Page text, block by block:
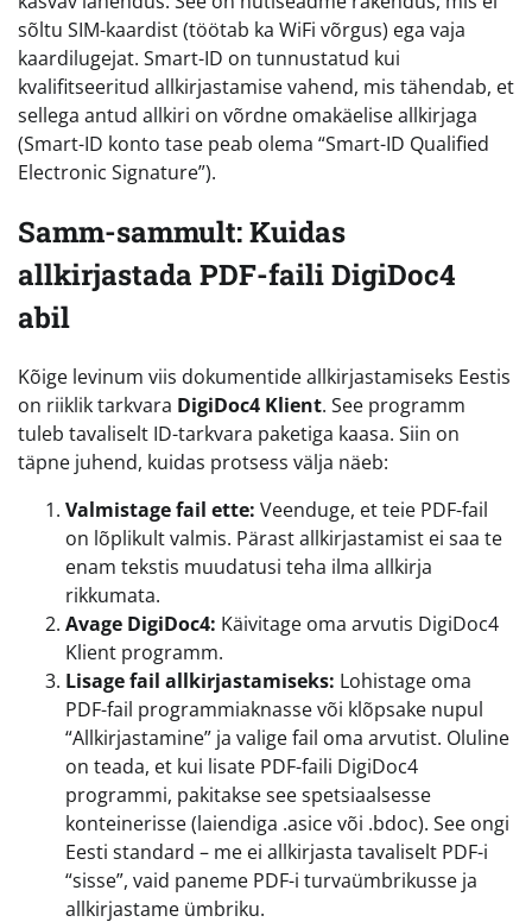
sõltu SIM-kaardist (töötab ka WiFi võrgus) ega vaja
kaardilugejat. Smart-ID on tunnustatud kui
kvalifitseeritud allkirjastamise vahend, mis tähendab, et
sellega antud allkiri on võrdne omakäelise allkirjaga
(Smart-ID konto tase peab olema “Smart-ID Qualified
Electronic Signature”).
Samm-sammult: Kuidas
allkirjastada PDF-faili DigiDoc4
abil
Kõige levinum viis dokumentide allkirjastamiseks Eestis
on riiklik tarkvara DigiDoc4 Klient. See programm
tuleb tavaliselt ID-tarkvara paketiga kaasa. Siin on
täpne juhend, kuidas protsess välja näeb:
Valmistage fail ette: Veenduge, et teie PDF-fail
on lõplikult valmis. Pärast allkirjastamist ei saa te
enam tekstis muudatusi teha ilma allkirja
rikkumata.
Avage DigiDoc4: Käivitage oma arvutis DigiDoc4
Klient programm.
Lisage fail allkirjastamiseks: Lohistage oma
PDF-fail programmiaknasse või klõpsake nupul
“Allkirjastamine” ja valige fail oma arvutist. Oluline
on teada, et kui lisate PDF-faili DigiDoc4
programmi, pakitakse see spetsiaalsesse
konteinerisse (laiendiga .asice või .bdoc). See ongi
Eesti standard – me ei allkirjasta tavaliselt PDF-i
“sisse”, vaid paneme PDF-i turvaümbrikusse ja
allkirjastame ümbriku.